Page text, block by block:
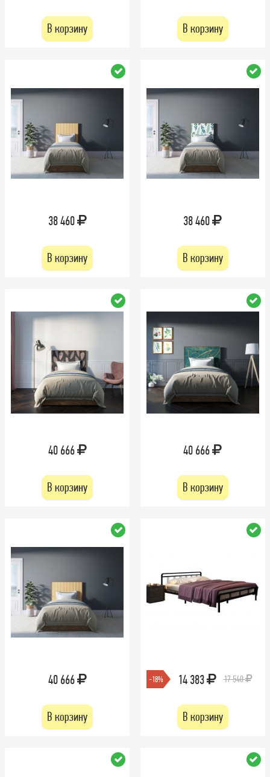
В корзину В корзину
38 460
В корзину
38 460
В корзину
40 666
В корзину
40 666
В корзину
40 666
В корзину
-18% 14 383 17 540
В корзину